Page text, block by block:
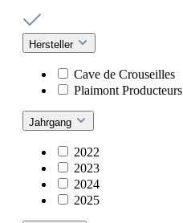
Hersteller
Cave de Crouseilles
Plaimont Producteurs
Jahrgang
2022
2023
2024
2025